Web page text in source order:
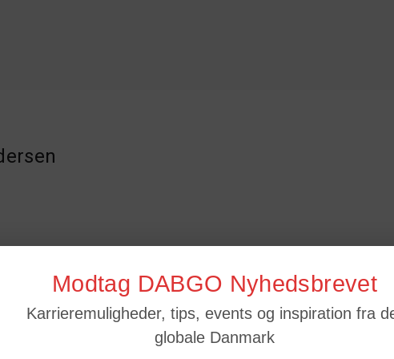
Modtag DABGO Nyhedsbrevet
Karrieremuligheder, tips, events og inspiration fra
globale Danmark